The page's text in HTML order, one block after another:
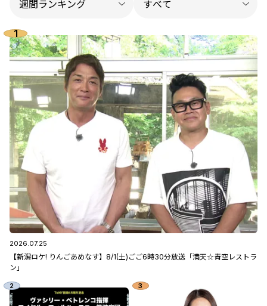
2026.07.25
【新潟ロケ! りんごあめなす】8/1(土)ごご6時30分放送「満天☆青空レストラ
ン」